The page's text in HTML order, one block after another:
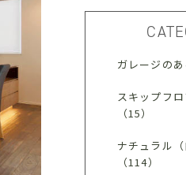
ガレージのあ
スキップフ
（15）
ナチュラル（
（114）